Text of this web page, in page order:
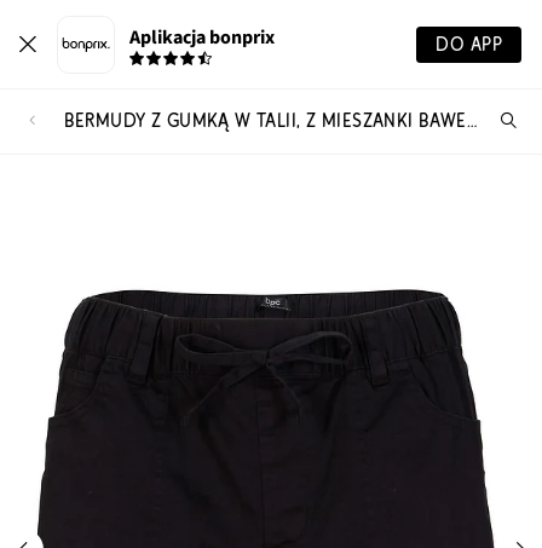
Aplikacja bonprix DO APP
BERMUDY Z GUMKĄ W TALII, Z MIESZANKI BAWEŁNY